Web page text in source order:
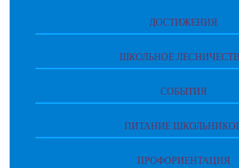
ДОСТИЖЕНИЯ
ШКОЛЬНОЕ
СОБЫТИЯ
ПИТАНИЕ
ПРОФОРИЕНТАЦИЯ